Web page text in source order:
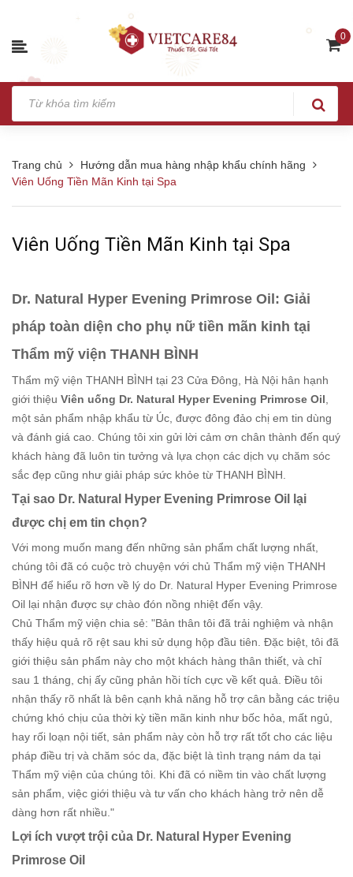
0
Trang chủ
Hướng dẫn mua hàng nhập khẩu chính hãng
Viên Uống Tiền Mãn Kinh tại Spa
Viên Uống Tiền Mãn Kinh tại Spa
Dr. Natural Hyper Evening Primrose Oil: Giải
pháp toàn diện cho phụ nữ tiền mãn kinh tại
Thẩm mỹ viện THANH BÌNH
Thẩm mỹ viện THANH BÌNH tại 23 Cửa Đông, Hà Nội hân hạnh
giới thiệu Viên uống Dr. Natural Hyper Evening Primrose Oil
một sản phẩm nhập khẩu từ Úc, được đông đảo chị em tin dùng
và đánh giá cao. Chúng tôi xin gửi lời cảm ơn chân thành đến quý
khách hàng đã luôn tin tưởng và lựa chọn các dịch vụ chăm sóc
sắc đẹp cũng như giải pháp sức khỏe từ THANH BÌNH.
Tại sao Dr. Natural Hyper Evening Primrose Oil lại
được chị em tin chọn?
Với mong muốn mang đến những sản phẩm chất lượng nhất,
chúng tôi đã có cuộc trò chuyện với chủ Thẩm mỹ viện THANH
BÌNH để hiểu rõ hơn về lý do Dr. Natural Hyper Evening Primrose
Oil lại nhận được sự chào đón nồng nhiệt đến vậy.
Chủ Thẩm mỹ viện chia sẻ: "Bản thân tôi đã trải nghiệm và nhận
thấy hiệu quả rõ rệt sau khi sử dụng hộp đầu tiên. Đặc biệt, tôi đã
giới thiệu sản phẩm này cho một khách hàng thân thiết, và chỉ
sau 1 tháng, chị ấy cũng phản hồi tích cực về kết quả. Điều tôi
nhận thấy rõ nhất là bên cạnh khả năng hỗ trợ cân bằng các triệu
chứng khó chịu của thời kỳ tiền mãn kinh như bốc hỏa, mất ngủ,
hay rối loạn nội tiết, sản phẩm này còn hỗ trợ rất tốt cho các liệu
pháp điều trị và chăm sóc da, đặc biệt là tình trạng nám da tại
Thẩm mỹ viện của chúng tôi. Khi đã có niềm tin vào chất lượng
sản phẩm, việc giới thiệu và tư vấn cho khách hàng trở nên dễ
dàng hơn rất nhiều."
Lợi ích vượt trội của Dr. Natural Hyper Evening
Primrose Oil